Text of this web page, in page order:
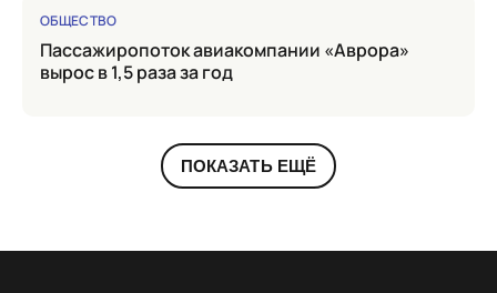
ОБЩЕСТВО
Пассажиропоток авиакомпании «Аврора»
вырос в 1,5 раза за год
ПОКАЗАТЬ ЕЩЁ